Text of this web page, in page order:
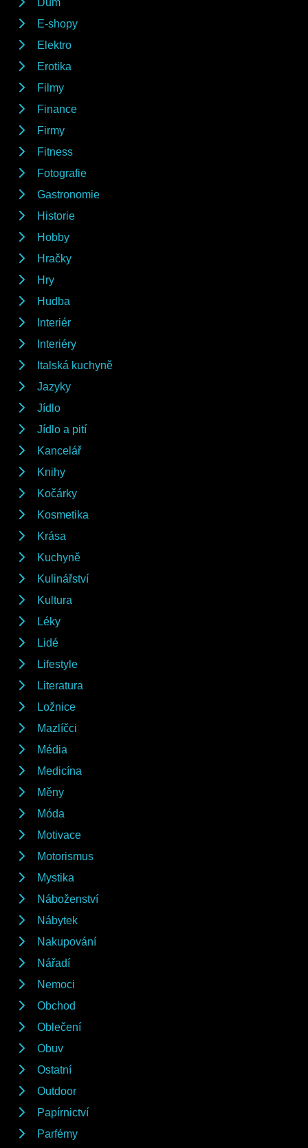
E-shopy
Elektro
Erotika
Filmy
Finance
Firmy
Fitness
Fotografie
Gastronomie
Historie
Hobby
Hračky
Hry
Hudba
Interiér
Interiéry
Italská kuchyně
Jazyky
Jídlo
Jídlo a pití
Kancelář
Knihy
Kočárky
Kosmetika
Krása
Kuchyně
Kulinářství
Kultura
Léky
Lidé
Lifestyle
Literatura
Ložnice
Mazlíčci
Média
Medicína
Měny
Móda
Motivace
Motorismus
Mystika
Náboženství
Nábytek
Nakupování
Nářadí
Nemoci
Obchod
Oblečení
Obuv
Ostatní
Outdoor
Papírnictví
Parfémy